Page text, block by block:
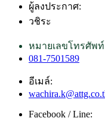
ผู้ลงประกาศ:
วชิระ
หมายเลขโทรศัพท์
081-7501589
อีเมล์:
Facebook / Line: